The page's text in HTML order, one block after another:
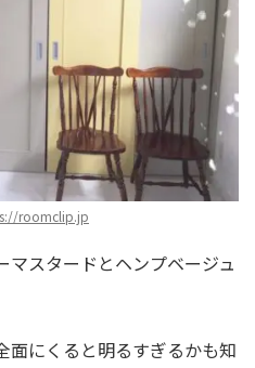
roomclip.jp
マスタードとヘンプベージュ
面にくると明るすぎるかも知